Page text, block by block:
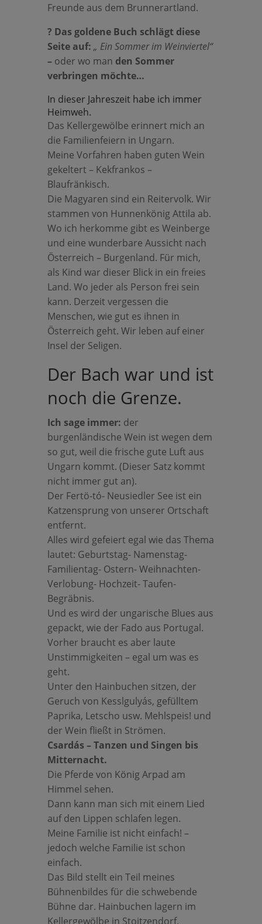
Freunde aus dem Brunnerartland.
? Das goldene Buch schlägt diese
Seite auf: „ Ein Sommer im Weinviertel“
– oder wo man den Sommer
verbringen möchte…
In dieser Jahreszeit habe ich immer
Heimweh.
Das Kellergewölbe erinnert mich an
die Familienfeiern in Ungarn.
Meine Vorfahren haben guten Wein
gekeltert – Kekfrankos –
Blaufränkisch.
Die Magyaren sind ein Reitervolk. Wir
stammen von Hunnenkönig Attila ab.
Wo ich herkomme gibt es Weinberge
und eine wunderbare Aussicht nach
Österreich – Burgenland. Für mich,
als Kind war dieser Blick in ein freies
Land. Wo jeder als Person frei sein
kann. Derzeit vergessen die
Menschen, wie gut es ihnen in
Österreich geht. Wir leben auf einer
Insel der Seligen.
Der Bach war und ist
noch die Grenze.
Ich sage immer: der
burgenländische Wein ist wegen dem
so gut, weil die frische gute Luft aus
Ungarn kommt. (Dieser Satz kommt
nicht immer gut an).
Der Fertö-tó- Neusiedler See ist ein
Katzensprung von unserer Ortschaft
entfernt.
Alles wird gefeiert egal wie das Thema
lautet: Geburtstag- Namenstag-
Familientag- Ostern- Weihnachten-
Verlobung- Hochzeit- Taufen-
Begräbnis.
Und es wird der ungarische Blues aus
gepackt, wie der Fado aus Portugal.
Vorher braucht es aber laute
Unstimmigkeiten – egal um was es
geht.
Unter den Hainbuchen sitzen, der
Geruch von Kesslgulyás, gefülltem
Paprika, Letscho usw. Mehlspeis! und
der Wein fließt in Strömen.
Csardás – Tanzen und Singen bis
Mitternacht.
Die Pferde von König Arpad am
Himmel sehen.
Dann kann man sich mit einem Lied
auf den Lippen schlafen legen.
Meine Familie ist nicht einfach! –
jedoch welche Familie ist schon
einfach.
Das Bild stellt ein Teil meines
Bühnenbildes für die schwebende
Bühne dar. Hainbuchen lagern im
Kellergewölbe in Stoitzendorf.